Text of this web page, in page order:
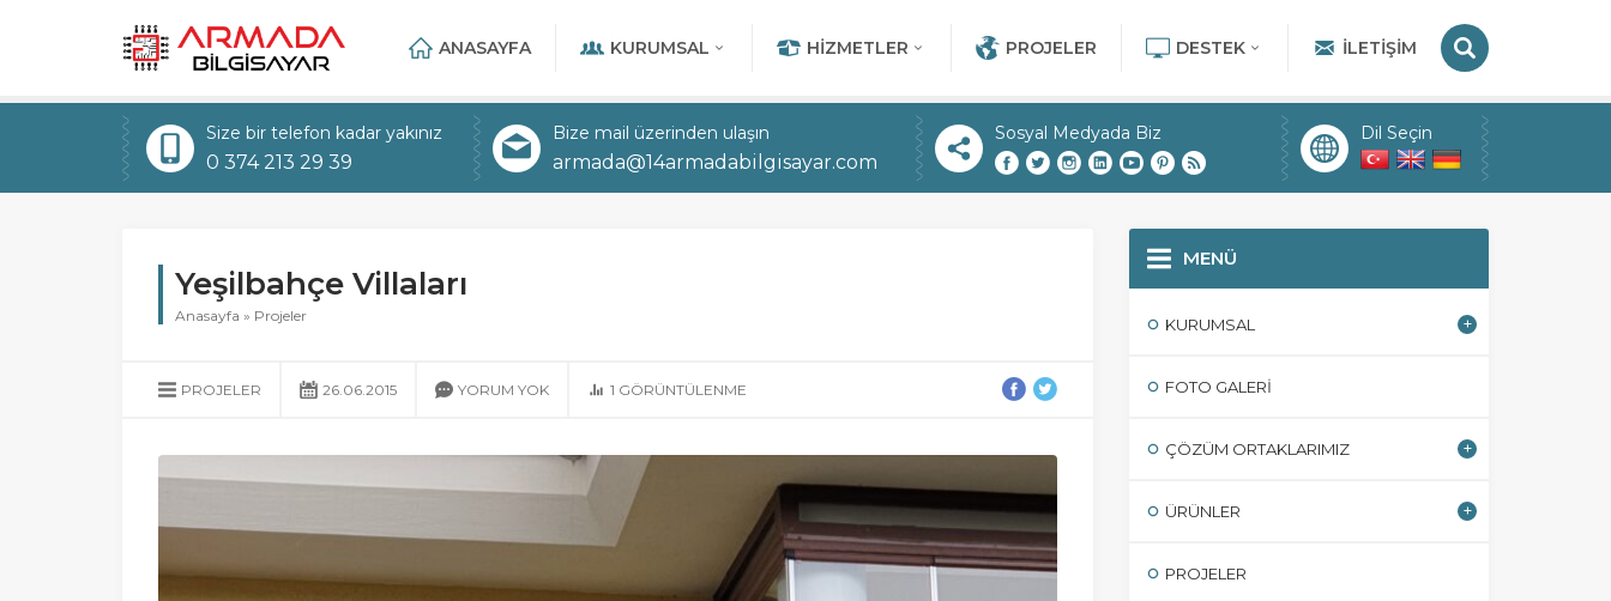
ANASAYFA KURUMSAL HIZMETLER PROJELER DESTEK İLETIŞIM
Size bir telefon kadar yakınız
0 374 213 29 39
Bize mail üzerinden ulaşın
armada@14armadabilgisayar.com
Sosyal Medyada Biz Dil Seçin
Yeşilbahçe Villaları
Anasayfa » Projeler
PROJELER 26.06.2015 YORUM YOK 1 GÖRÜNTÜLENME
MENÜ
KURUMSAL
FOTO GALERI
ÇÖZÜM ORTAKLARIMIZ
ÜRÜNLER
PROJELER